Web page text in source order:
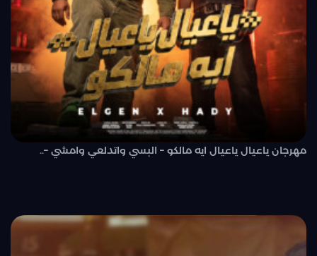
مهرجان ياعيال ياعيال ايه مالكو – البسي واتدلعي وامشي –..